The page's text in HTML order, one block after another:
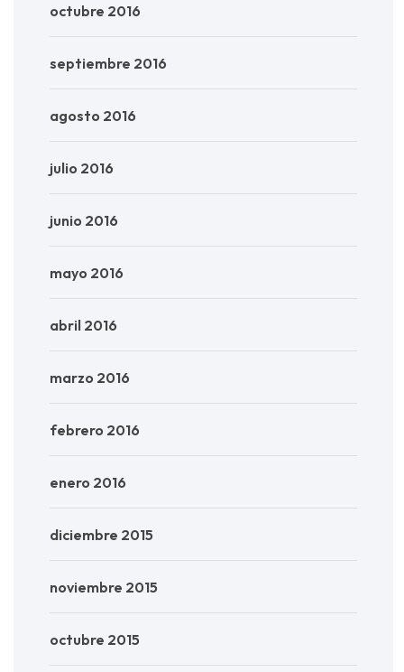
octubre 2016
septiembre 2016
agosto 2016
julio 2016
junio 2016
mayo 2016
abril 2016
marzo 2016
febrero 2016
enero 2016
diciembre 2015
noviembre 2015
octubre 2015